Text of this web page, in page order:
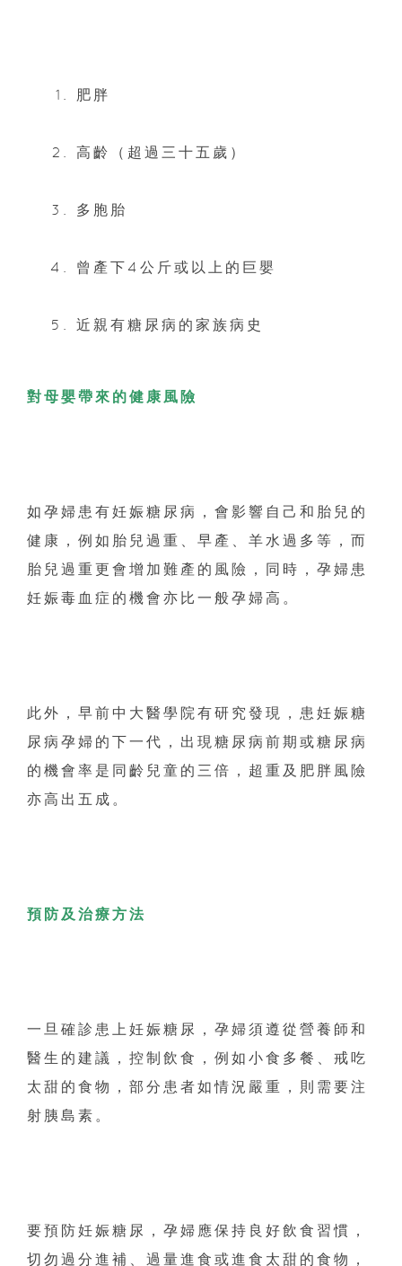
肥胖
高齡（超過三十五歲）
多胞胎
曾產下4公斤或以上的巨嬰
近親有糖尿病的家族病史
對母嬰帶來的健康風險
如孕婦患有妊娠糖尿病，會影響自己和胎兒的
健康，例如胎兒過重、早產、羊水過多等，而
胎兒過重更會增加難產的風險，同時，孕婦患
妊娠毒血症的機會亦比一般孕婦高。
此外，早前中大醫學院有研究發現，患妊娠糖
尿病孕婦的下一代，出現糖尿病前期或糖尿病
的機會率是同齡兒童的三倍，超重及肥胖風險
亦高出五成。
預防及治療方法
一旦確診患上妊娠糖尿，孕婦須遵從營養師和
醫生的建議，控制飲食，例如小食多餐、戒吃
太甜的食物，部分患者如情況嚴重，則需要注
射胰島素。
要預防妊娠糖尿，孕婦應保持良好飲食習慣，
切勿過分進補、過量進食或進食太甜的食物，